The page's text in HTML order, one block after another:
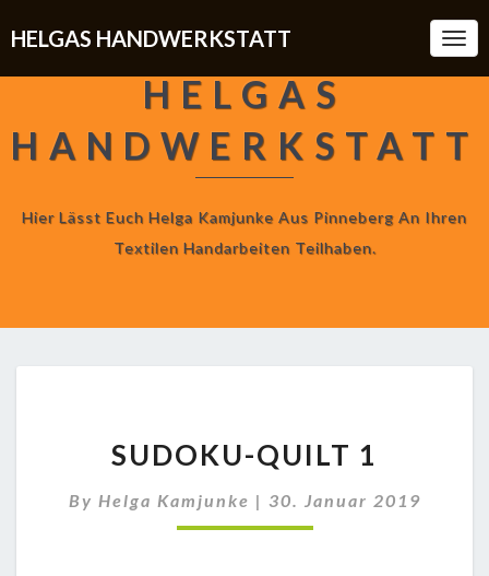
HELGAS HANDWERKSTATT
HELGAS
HANDWERKSTATT
Hier Lässt Euch Helga Kamjunke Aus Pinneberg An Ihren
Textilen Handarbeiten Teilhaben.
QUILT
SUDOKU-QUILT 1
By Helga Kamjunke | 30. Januar 2019